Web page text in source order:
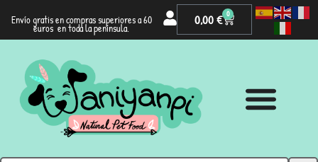
Envío gratis en compras superiores a 60
euros en toda la península.
0,00€ 0